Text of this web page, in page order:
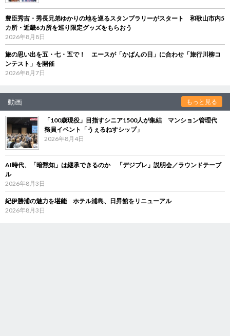
豊臣秀吉・秀長兄弟ゆかりの地を巡るスタンプラリーがスタート 和歌山市内5
カ所・近畿6カ所を巡り限定グッズをもらおう
2026年8月8日
旅の思い出を五・七・五で！ エースが「かばんの日」に合わせ「旅行川柳コ
ンテスト」を開催
2026年8月7日
動画 もっと見る
「100歳現役」目指すシニア1500人が集結 マンション管理代
務員イベント「うぇるねすシップ」
2026年8月4日
AI時代、「暗黙知」は継承できるのか 「デジブレ」説明会／ラウンドテーブ
ル
2026年8月3日
紀伊勝浦の魅力を堪能 ホテル浦島、日昇館をリニューアル
2026年8月3日